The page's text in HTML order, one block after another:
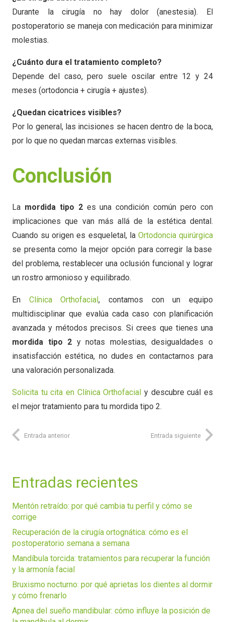
Durante la cirugía no hay dolor (anestesia). El
postoperatorio se maneja con medicación para minimizar
molestias.
¿Cuánto dura el tratamiento completo?
Depende del caso, pero suele oscilar entre 12 y 24
meses (ortodoncia + cirugía + ajustes).
¿Quedan cicatrices visibles?
Por lo general, las incisiones se hacen dentro de la boca,
por lo que no quedan marcas externas visibles.
Conclusión
La mordida tipo 2es una condición común pero con
implicaciones que van más allá de la estética dental.
Cuando su origen es esqueletal, la Ortodoncia quirúrgica
se presenta como la mejor opción para corregir la base
del problema, restablecer una oclusión funcional y lograr
un rostro armonioso y equilibrado.
En Clínica Orthofacial, contamos con un equipo
multidisciplinar que evalúa cada caso con planificación
avanzada y métodos precisos. Si crees que tienes una
mordida tipo 2 y notas molestias, desigualdades o
insatisfacción estética, no dudes en contactarnos para
una valoración personalizada.
Solicita tu cita en Clínica Orthofacial y descubre cuál es
el mejor tratamiento para tu mordida tipo 2.
Entrada anterior Entrada siguiente
Entradas recientes
Mentón retraído: por qué cambia tu perfil y cómo se
corrige
Recuperación de la cirugía ortognática: cómo es el
postoperatorio semana a semana
Mandíbula torcida: tratamientos para recuperar la función
y la armonía facial
Bruxismo nocturno: por qué aprietas los dientes al dormir
y cómo frenarlo
Apnea del sueño mandibular: cómo influye la posición de